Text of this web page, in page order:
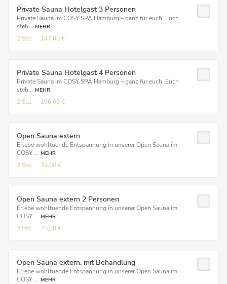
Private Sauna Hotelgast 3 Personen
Private Sauna im COSY SPA Hamburg – ganz für euch. Euch
steh... MEHR
2 Std. 147,00 €
Private Sauna Hotelgast 4 Personen
Private Sauna im COSY SPA Hamburg – ganz für euch. Euch
steh... MEHR
2 Std. 196,00 €
Open Sauna extern
Erlebe wohltuende Entspannung in unserer Open Sauna im
COSY ... MEHR
2 Std. 39,00 €
Open Sauna extern 2 Personen
Erlebe wohltuende Entspannung in unserer Open Sauna im
COSY ... MEHR
2 Std. 78,00 €
Open Sauna extern, mit Behandlung
Erlebe wohltuende Entspannung in unserer Open Sauna im
COSY ... MEHR